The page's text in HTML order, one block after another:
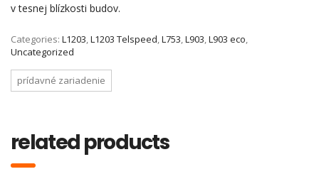
v tesnej blízkosti budov.
Categories: L1203,L1203 Telspeed,L753,L903,L903 eco,
Uncategorized
prídavné zariadenie
related products